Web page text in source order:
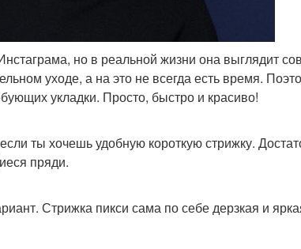
но в реальной жизни она выглядит
уходе, а на это не всегда есть время.
укладки. Просто, быстро и красиво!
ты хочешь удобную короткую стрижку.
пряди.
Стрижка пикси сама по себе дерзкая и